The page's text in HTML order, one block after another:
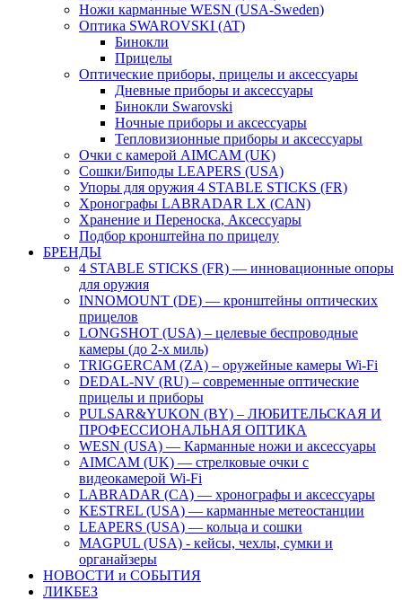
Ножи карманные WESN (USA-Sweden)
Оптика SWAROVSKI (AT)
Бинокли
Прицелы
Оптические приборы, прицелы и аксессуары
Дневные приборы и аксессуары
Бинокли Swarovski
Ночные приборы и аксессуары
Тепловизионные приборы и аксессуары
Очки с камерой AIMCAM (UK)
Сошки/Биподы LEAPERS (USA)
Упоры для оружия 4 STABLE STICKS (FR)
Хронографы LABRADAR LX (CAN)
Хранение и Переноска, Аксессуары
Подбор кронштейна по прицелу
БРЕНДЫ
4 STABLE STICKS (FR) — инновационные опоры
для оружия
INNOMOUNT (DE) — кронштейны оптических
прицелов
LONGSHOT (USA) – целевые беспроводные
камеры (до 2-х миль)
TRIGGERCAM (ZA) – оружейные камеры Wi-Fi
DEDAL-NV (RU) – современные оптические
прицелы и приборы
PULSAR&YUKON (BY) – ЛЮБИТЕЛЬСКАЯ И
ПРОФЕССИОНАЛЬНАЯ ОПТИКА
WESN (USA) — Карманные ножи и аксессуары
AIMCAM (UK) — стрелковые очки с
видеокамерой Wi-Fi
LABRADAR (CA) — хронографы и аксессуары
KESTREL (USA) — карманные метеостанции
LEAPERS (USA) — кольца и сошки
MAGPUL (USA) - кейсы, чехлы, сумки и
органайзеры
НОВОСТИ и СОБЫТИЯ
ЛИКБЕЗ